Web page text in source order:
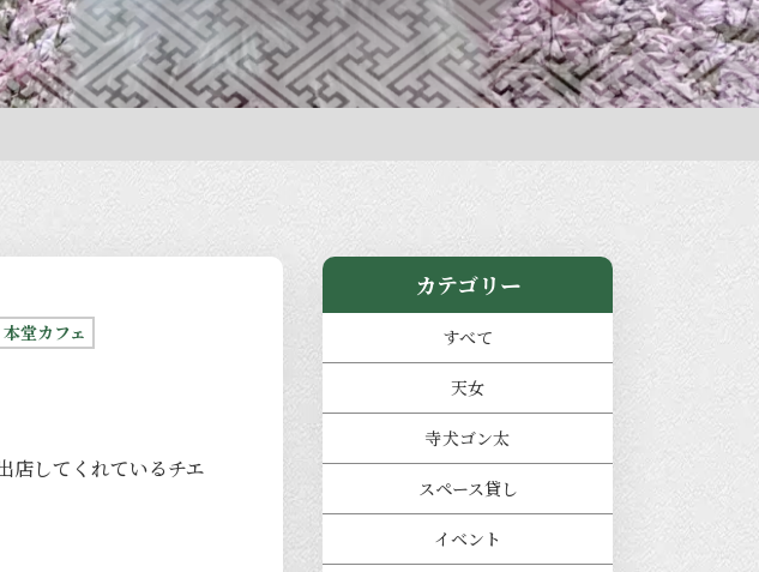
本堂カフェ
店してくれているチエ
カテゴリー
すべて
天女
寺犬ゴン太
スペース貸し
イベント